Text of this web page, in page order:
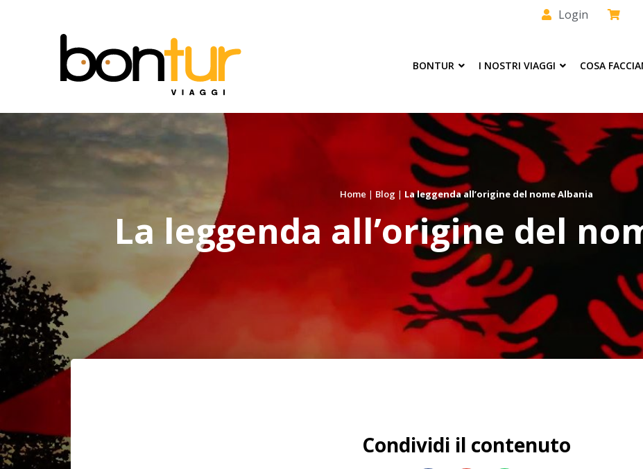
Login
BONTUR I NOSTRI VIAGGI COSA
Home | Blog| La leggenda all’origine del nome Albania
La leggenda all’origine del
Condividi il contenuto